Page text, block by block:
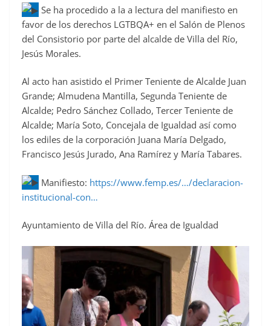
Se ha procedido a la a lectura del manifiesto en
favor de los derechos LGTBQA+ en el Salón de Plenos
del Consistorio por parte del alcalde de Villa del Río,
Jesús Morales.
Al acto han asistido el Primer Teniente de Alcalde Juan
Grande; Almudena Mantilla, Segunda Teniente de
Alcalde; Pedro Sánchez Collado, Tercer Teniente de
Alcalde; María Soto, Concejala de Igualdad así como
los ediles de la corporación Juana María Delgado,
Francisco Jesús Jurado, Ana Ramírez y María Tabares.
Manifiesto: https://www.femp.es/…/declaracion-
institucional-con…
Ayuntamiento de Villa del Río. Área de Igualdad